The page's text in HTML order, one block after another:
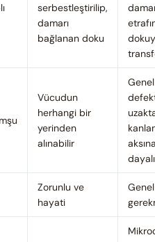
serbestleştirilip,
damarı
bağlanan doku
Vücudun
herhangi bir
yerinden
alınabilir
dayalı
Zorunlu ve
hayati